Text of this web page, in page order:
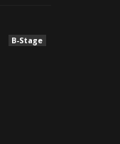
B-Stage